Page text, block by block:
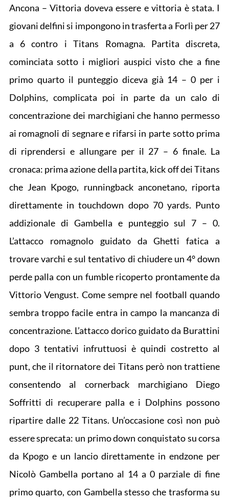
Ancona – Vittoria doveva essere e vittoria è stata. I
giovani delfini si impongono in trasferta a Forlì per 27
a 6 contro i Titans Romagna. Partita discreta,
cominciata sotto i migliori auspici visto che a fine
primo quarto il punteggio diceva già 14 – 0 per i
Dolphins, complicata poi in parte da un calo di
concentrazione dei marchigiani che hanno permesso
ai romagnoli di segnare e rifarsi in parte sotto prima
di riprendersi e allungare per il 27 – 6 finale. La
cronaca: prima azione della partita, kick off dei Titans
che Jean Kpogo, runningback anconetano, riporta
direttamente in touchdown dopo 70 yards. Punto
addizionale di Gambella e punteggio sul 7 – 0.
L’attacco romagnolo guidato da Ghetti fatica a
trovare varchi e sul tentativo di chiudere un 4° down
perde palla con un fumble ricoperto prontamente da
Vittorio Vengust. Come sempre nel football quando
sembra troppo facile entra in campo la mancanza di
concentrazione. L’attacco dorico guidato da Burattini
dopo 3 tentativi infruttuosi è quindi costretto al
punt, che il ritornatore dei Titans però non trattiene
consentendo al cornerback marchigiano Diego
Soffritti di recuperare palla e i Dolphins possono
ripartire dalle 22 Titans. Un’occasione così non può
essere sprecata: un primo down conquistato su corsa
da Kpogo e un lancio direttamente in endzone per
Nicolò Gambella portano al 14 a 0 parziale di fine
primo quarto, con Gambella stesso che trasforma su